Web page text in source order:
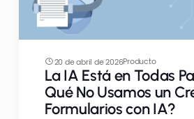
20 de abril de 2026Producto
La IA Está en Todas
Qué No Usamos un
Formularios con IA?